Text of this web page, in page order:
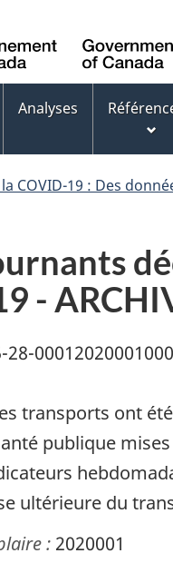
Analyses
COVID-19 : Des
-
28-
transports ont
publique
ultérieure du
: 2020001